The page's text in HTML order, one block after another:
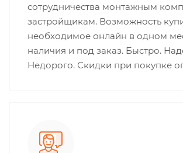
сотрудничества монтажным
застройщикам. Возможность
необходимое онлайн в одном
наличия и под заказ. Быстро.
Недорого. Скидки при покупке